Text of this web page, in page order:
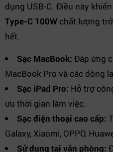
dụng USB-C. Điều này
Type-C 100W chất lượng
hết.
Sạc MacBook: Đáp ứng
MacBook Pro và các dòng
Sạc iPad Pro: Hỗ trợ
ưu thời gian làm việc.
Sạc điện thoại cao cấp:
Galaxy, Xiaomi, OPPO,
Sử dụng tại văn phòng: